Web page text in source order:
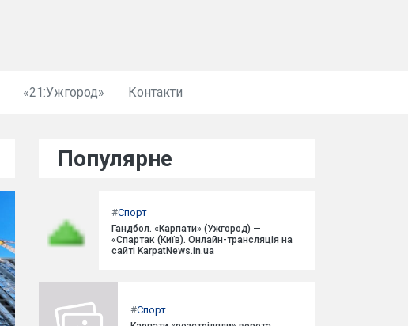
«21:Ужгород» Контакти
Популярне
#Спорт
Гандбол. «Карпати» (Ужгород) —
«Спартак (Київ). Онлайн-трансляція на
сайті KarpatNews.in.ua
#Спорт